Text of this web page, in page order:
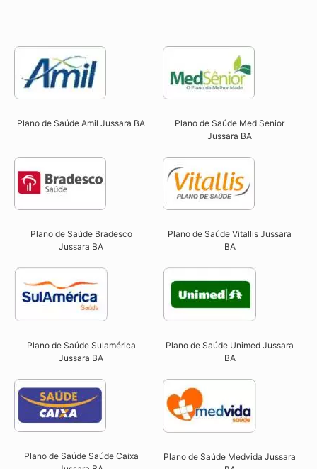
Plano de Saúde Amil Jussara BA
Plano de Saúde Med Senior
Jussara BA
Plano de Saúde Bradesco
Jussara BA
Plano de Saúde Vitallis Jussara
BA
Plano de Saúde Sulamérica
Jussara BA
Plano de Saúde Unimed Jussara
BA
Plano de Saúde Saúde Caixa
Plano de Saúde Medvida Jussara